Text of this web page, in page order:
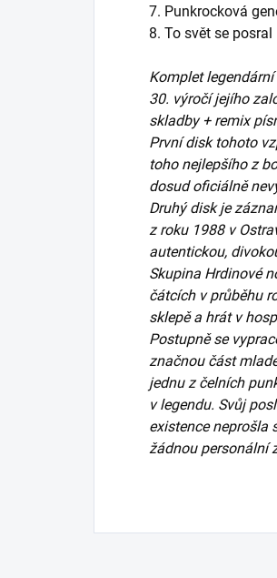
7. Punkrocková
8. To svět se posral
Komplet
30. výročí jejího
skladby + remix
První disk tohoto
toho nejlepšího z
dosud oficiálně
Druhý disk je
z roku 1988 v
autentickou,
Skupina Hrdinové
čátcích v průběhu
sklepě a hrát v
Postupně se
značnou část
jednu z čelních
v legendu. Svůj
existence neprošla
žádnou personální